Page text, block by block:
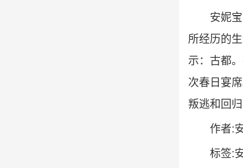
安妮
所经历的
示：古都
次春日宴
叛逃和回
作者:
标签: